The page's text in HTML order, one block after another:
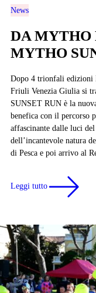
News
DA MYTHO
MYTHO
Dopo 4 trionfali edizioni
Friuli Venezia Giulia si
SUNSET RUN è la
benefica con il percorso
affascinante dalle luci
dell’incantevole natura
di Pesca e poi arrivo al
Leggi tutto